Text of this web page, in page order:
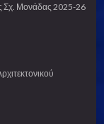
Σχ. Μονάδας 2025-26